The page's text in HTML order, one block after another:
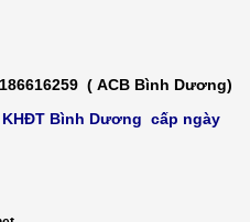
( ACB Bình Dương)
KHĐT Bình Dương cấp ngày